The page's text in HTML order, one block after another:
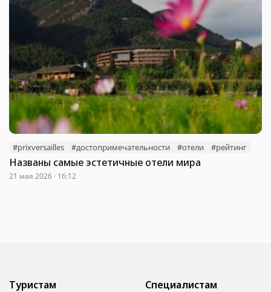
#prixversailles #достопримечательности #отели #рейтинг
Названы самые эстетичные отели мира
21 мая 2026 · 16:12
Туристам Специалистам